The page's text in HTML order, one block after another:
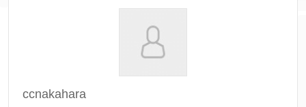
ccnakahara